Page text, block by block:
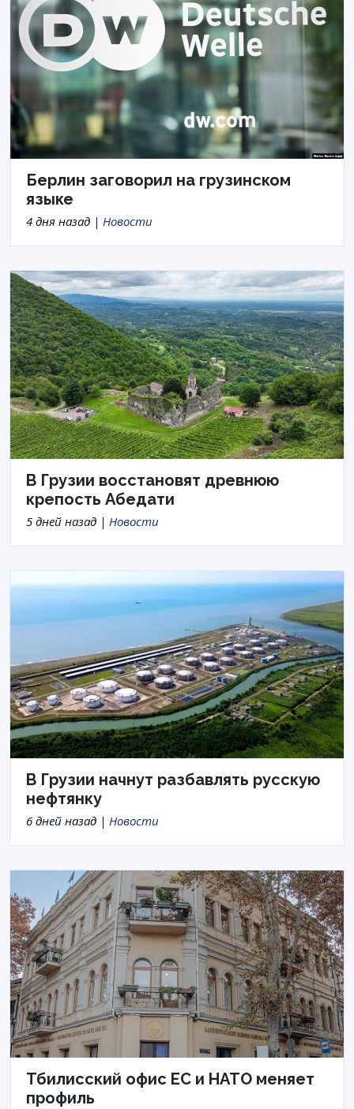
Берлин заговорил на грузинском
языке
4 дня назад | Новости
В Грузии восстановят древнюю
крепость Абедати
5 дней назад | Новости
В Грузии начнут разбавлять русскую
нефтянку
6 дней назад | Новости
Тбилисский офис ЕС и НАТО меняет
профиль